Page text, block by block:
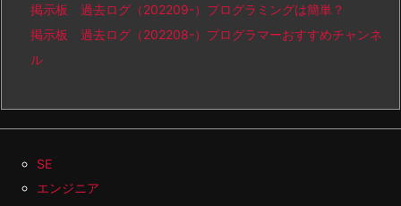
掲示板 過去ログ（202209-）プログラミングは簡単？
掲示板 過去ログ（202208-）プログラマーおすすめチャンネ
ル
SE
エンジニア